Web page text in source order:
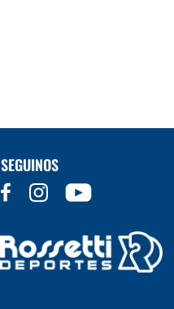
SEGUINOS